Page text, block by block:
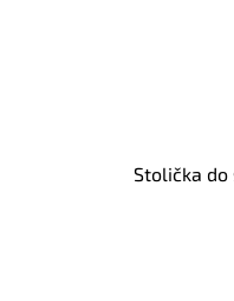
Stolička do